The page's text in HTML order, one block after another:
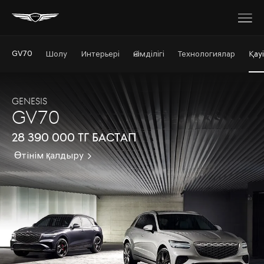
GV70 Шолу Интерьері Өнімділігі Технологиялар
GENESIS
GV70
28 390 000 тг бастап
Өтінім қалдыру